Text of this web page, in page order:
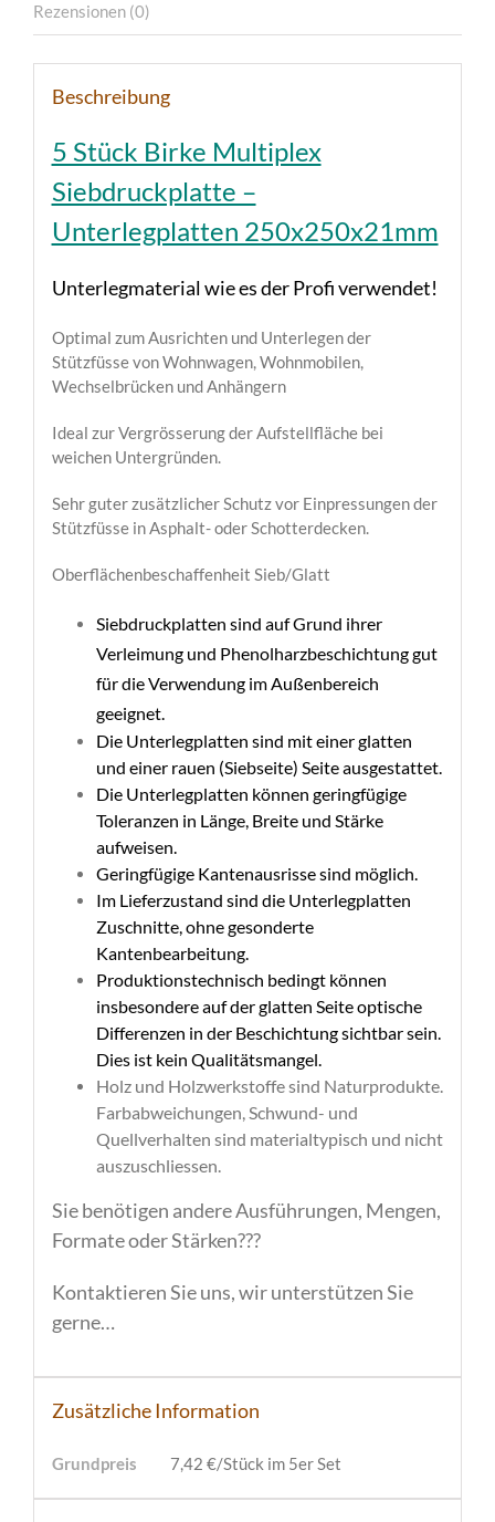
Rezensionen (0)
Beschreibung
5 Stück Birke Multiplex
Siebdruckplatte –
Unterlegplatten 250x250x21mm
Unterlegmaterial wie es der Profi verwendet!
Optimal zum Ausrichten und Unterlegen der
Stützfüsse von Wohnwagen, Wohnmobilen,
Wechselbrücken und Anhängern
Ideal zur Vergrösserung der Aufstellfläche bei
weichen Untergründen.
Sehr guter zusätzlicher Schutz vor Einpressungen der
Stützfüsse in Asphalt- oder Schotterdecken.
Oberflächenbeschaffenheit Sieb/Glatt
Siebdruckplatten sind auf Grund ihrer
Verleimung und Phenolharzbeschichtung gut
für die Verwendung im Außenbereich
geeignet.
Die Unterlegplatten sind mit einer glatten
und einer rauen (Siebseite) Seite ausgestattet.
Die Unterlegplatten können geringfügige
Toleranzen in Länge, Breite und Stärke
aufweisen.
Geringfügige Kantenausrisse sind möglich.
Im Lieferzustand sind die Unterlegplatten
Zuschnitte, ohne gesonderte
Kantenbearbeitung.
Produktionstechnisch bedingt können
insbesondere auf der glatten Seite optische
Differenzen in der Beschichtung sichtbar sein.
Dies ist kein Qualitätsmangel.
Holz und Holzwerkstoffe sind Naturprodukte.
Farbabweichungen, Schwund- und
Quellverhalten sind materialtypisch und nicht
auszuschliessen.
Sie benötigen andere Ausführungen, Mengen,
Formate oder Stärken???
Kontaktieren Sie uns, wir unterstützen Sie
gerne…
Zusätzliche Information
Grundpreis 7,42 €/Stück im 5er Set